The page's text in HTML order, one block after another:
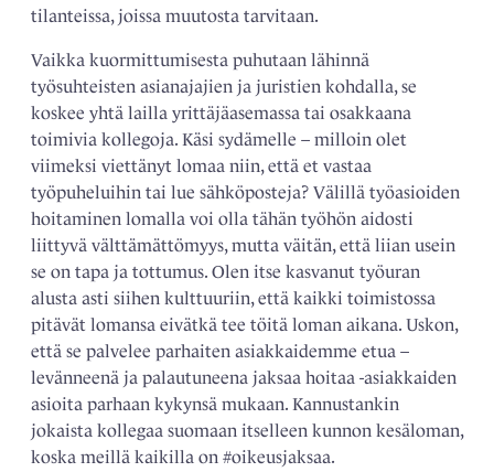
tilanteissa, joissa muutosta tarvitaan.
Vaikka kuormittumisesta puhutaan lähinnä
työsuhteisten asianajajien ja juristien kohdalla, se
koskee yhtä lailla yrittäjäasemassa tai osakkaana
toimivia kollegoja. Käsi sydämelle – milloin olet
viimeksi viettänyt lomaa niin, että et vastaa
työpuheluihin tai lue sähköposteja? Välillä työasioiden
hoitaminen lomalla voi olla tähän työhön aidosti
liittyvä välttämättömyys, mutta väitän, että liian usein
se on tapa ja tottumus. Olen itse kasvanut työuran
alusta asti siihen kulttuuriin, että kaikki toimistossa
pitävät lomansa eivätkä tee töitä loman aikana. Uskon,
että se palvelee parhaiten asiakkaidemme etua –
levänneenä ja palautuneena jaksaa hoitaa -asiakkaiden
asioita parhaan kykynsä mukaan. Kannustankin
jokaista kollegaa suomaan itselleen kunnon kesäloman,
koska meillä kaikilla on #oikeusjaksaa.